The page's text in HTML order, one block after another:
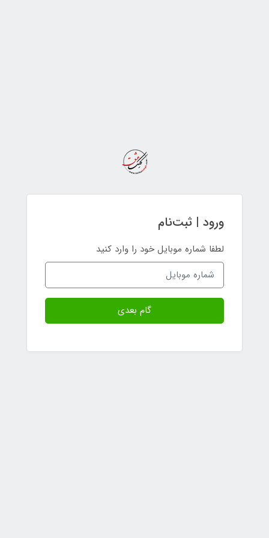
ورود | ثبت‌نام
لطفا شماره موبایل خود را وارد کنید
گام بعدی